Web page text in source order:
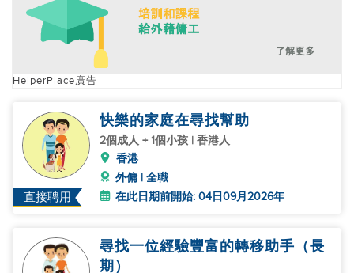
HelperPlace廣告
直接聘用
快樂的家庭在尋找幫助
2個成人 + 1個小孩 | 香港人
香港
外傭 | 全職
在此日期前開始: 04日09月2026年
尋找一位經驗豐富的轉移助手（長
期）